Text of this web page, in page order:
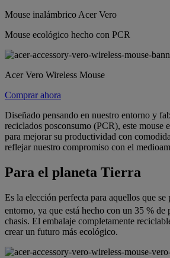
Mouse inalámbrico Acer Vero
Mouse ecológico hecho con PCR
Acer Vero Wireless Mouse
Comprar ahora
Diseñado pensando en nuestro entorno y
reciclados posconsumo (PCR), este mouse
para mejorar su productividad con
reflejar nuestro compromiso con el
Para el planeta Tierra
Es la elección perfecta para aquellos que
entorno, ya que está hecho con un 35 % de
chasis. El embalaje completamente
crear un futuro más ecológico.